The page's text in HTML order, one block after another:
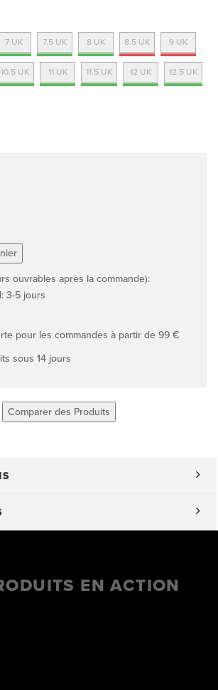
7 UK 7.5 UK 8 UK 8.5 UK 9 UK
10.5 UK 11 UK 11.5 UK 12 UK 12.5 UK
ouvrables après la commande):
3-5 jours
pour les commandes à partir de 99 €
sous 14 jours
Comparer des Produits
EN ACTION